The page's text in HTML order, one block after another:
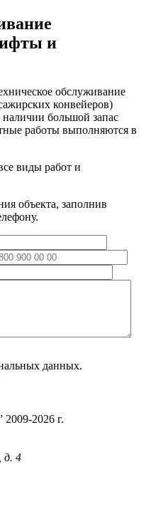
и
обслуживание
конвейеров)
большой запас
работы выполняются в
виды работ и
объекта, заполнив
данных.
2026 г.
д. 4